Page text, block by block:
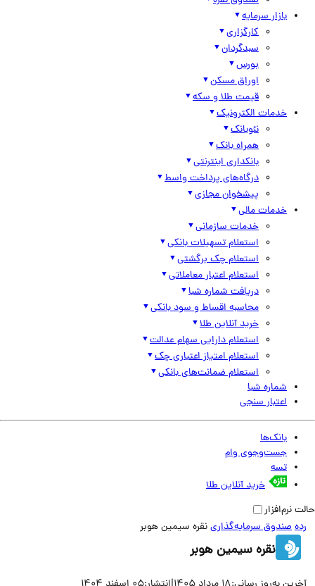
بازار سرمایه
کارگزاری
سبدگردان
بورس
اوراق مسکن
قیمت طلا و سکه
خدمات الکترونیک
نئوبانک
همراه بانک
بانکداری اینترنتی
درگاه‌های پرداخت واسط
پیشخوان مجازی
خدمات مالی
خدمات سازمانی
استعلام تسهیلات بانکی
استعلام چک برگشتی
استعلام اعتبار معاملاتی
دریافت شماره شبا
محاسبه اقساط و سود بانکی
خرید آنلاین طلا
استعلام دارایی سهام عدالت
استعلام امتیاز اعتباری چک
استعلام ضمانت‌های بانکی
شماره شبا
اعتبار سنجی
بانک‌ها
جست‌وجوی وام
تسه
خرید آنلاین طلا
صندوق سرمایه‌گذارینقره سیمین هوبر
نقره سیمین هوبر